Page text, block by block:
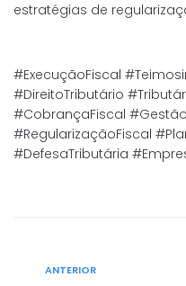
estratégias de
#ExecuçãoFiscal
#DireitoTributário
#CobrançaFiscal
#RegularizaçãoFiscal
#DefesaTributária
ANTERIOR